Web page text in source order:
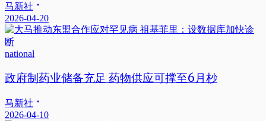
马新社
2026-04-20
national
政府制药业储备充足 药物供应可撑至6月杪
马新社
2026-04-10